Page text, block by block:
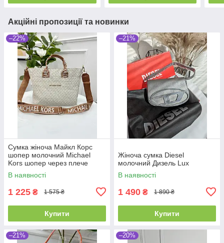
Акційні пропозиції та новинки
–22%
Сумка жіноча Майкл Корс
шопер молочний Michael
Kors шопер через плече
В наявності
1 225 ₴ 1 575 ₴
Купити
–21%
Жіноча сумка Diesel
молочний Дизель Lux
В наявності
1 490 ₴ 1 890 ₴
Купити
–21% –20%